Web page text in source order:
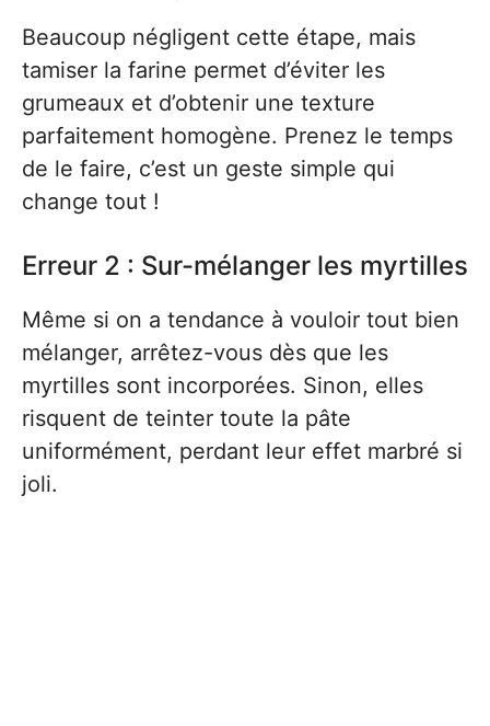
Beaucoup négligent cette étape, mais
tamiser la farine permet d’éviter les
grumeaux et d’obtenir une texture
parfaitement homogène. Prenez le temps
de le faire, c’est un geste simple qui
change tout !
Erreur 2 : Sur-mélanger les myrtilles
Même si on a tendance à vouloir tout bien
mélanger, arrêtez-vous dès que les
myrtilles sont incorporées. Sinon, elles
risquent de teinter toute la pâte
uniformément, perdant leur effet marbré si
joli.